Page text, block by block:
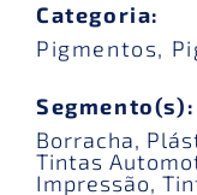
Categoria:
Pigmentos,
Segmento(s):
Borracha,
Tintas
Impressão,